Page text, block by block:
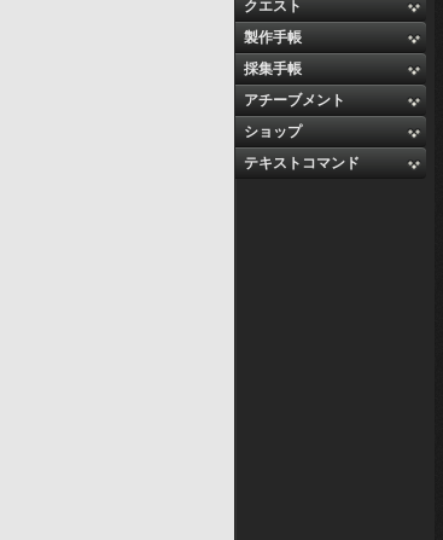
クエスト
製作手帳
採集手帳
アチーブメント
ショップ
テキストコマンド